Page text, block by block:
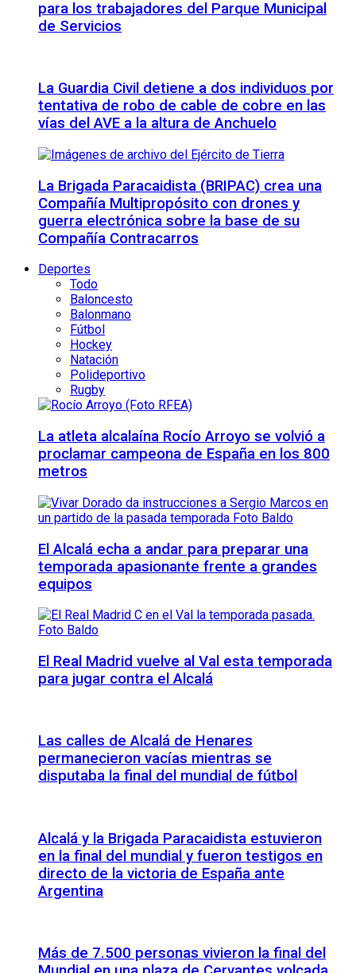
para los trabajadores del Parque Municipal
de Servicios
La Guardia Civil detiene a dos individuos por
tentativa de robo de cable de cobre en las
vías del AVE a la altura de Anchuelo
La Brigada Paracaidista (BRIPAC) crea una
Compañía Multipropósito con drones y
guerra electrónica sobre la base de su
Compañía Contracarros
Deportes
Todo
Baloncesto
Balonmano
Fútbol
Hockey
Natación
Polideportivo
Rugby
La atleta alcalaína Rocío Arroyo se volvió a
proclamar campeona de España en los 800
metros
El Alcalá echa a andar para preparar una
temporada apasionante frente a grandes
equipos
El Real Madrid vuelve al Val esta temporada
para jugar contra el Alcalá
Las calles de Alcalá de Henares
permanecieron vacías mientras se
disputaba la final del mundial de fútbol
Alcalá y la Brigada Paracaidista estuvieron
en la final del mundial y fueron testigos en
directo de la victoria de España ante
Argentina
Más de 7.500 personas vivieron la final del